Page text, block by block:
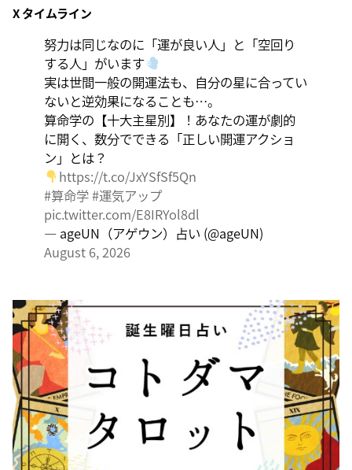
大きくエネルギーを放出する日。日々の活力をため込ん
X タイムライン
努力は同じなのに「運が良い人」と「空回り
する人」がいます
実は世間一般の開運法も、自分の星に合ってい
ないと逆効果になることも…。
算命学の【十大主星別】！あなたの運が劇的
に開く、数分でできる「正しい開運アクショ
ン」とは？
https://t.co/JxYSfSf5Qn
#算命学#運気アップ
pic.twitter.com/E8IRYol8dl
— ageUN（アゲウン）占い (@ageUN)
August 6, 2026